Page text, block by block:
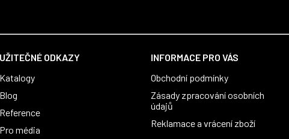
UŽITEČNÉ ODKAZY
Katalogy
Blog
Reference
Pro média
INFORMACE PRO VÁS
Obchodní podmínky
Zásady zpracování osobních
údajů
Reklamace a vrácení zboží